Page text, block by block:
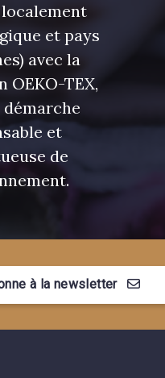
et pays
avec la
TEX,
démarche
et
de
à la newsletter